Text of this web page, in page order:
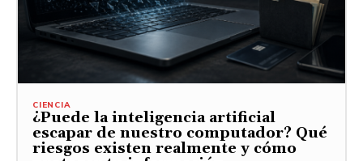
CIENCIA
¿Puede la inteligencia artificial
escapar de nuestro computador? Qué
riesgos existen realmente y cómo